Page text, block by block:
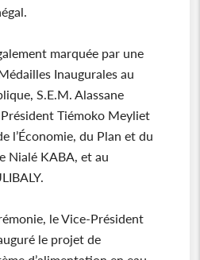
marquée par une
Inaugurales au
S.E.M. Alassane
Tiémoko Meyliet
l’Économie, du Plan et du
Nialé KABA, et au
le Vice-Président
le projet de